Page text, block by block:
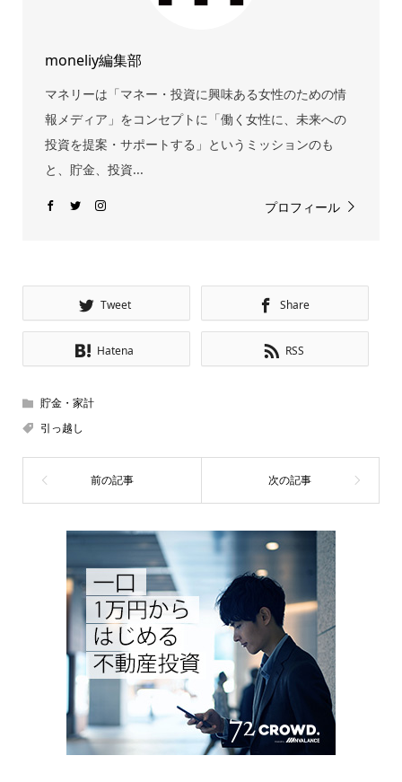
moneliy編集部
マネリーは「マネー・投資に興味ある女性のための情
報メディア」をコンセプトに「働く女性に、未来への
投資を提案・サポートする」というミッションのも
と、貯金、投資...
プロフィール
Tweet Share
Hatena RSS
貯金・家計
引っ越し